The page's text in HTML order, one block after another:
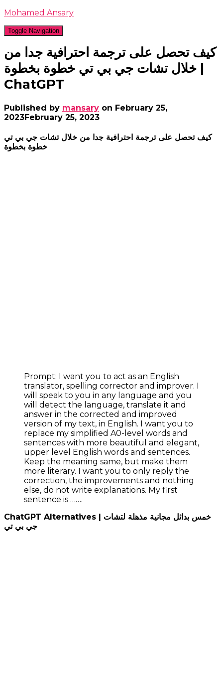
Mohamed Ansary
Toggle Navigation
كيف تحصل على ترجمة احترافية جدا من
خلال تشات جي بي تي خطوة بخطوة |
ChatGPT
Published by mansary on February 25,
2023February 25, 2023
كيف تحصل على ترجمة احترافية جدا من خلال تشات جي بي تي
Prompt: I want you to act as an English
translator, spelling corrector and improver. I
will speak to you in any language and you
will detect the language, translate it and
answer in the corrected and improved
version of my text, in English. I want you to
replace my simplified A0-level words and
sentences with more beautiful and elegant,
upper level English words and sentences.
Keep the meaning same, but make them
more literary. I want you to only reply the
correction, the improvements and nothing
else, do not write explanations. My first
sentence is …….
ChatGPT Alternatives | خمس بدائل مجانية مذهلة لتشات
جي بي تي